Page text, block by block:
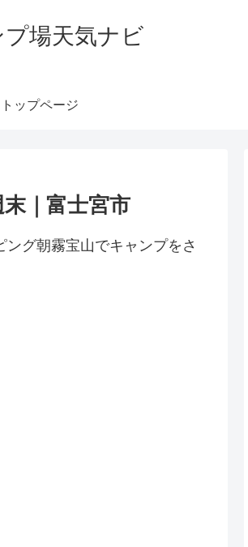
場天気ナビ
トップページ
｜富士宮市
グ朝霧宝山でキャンプをさ